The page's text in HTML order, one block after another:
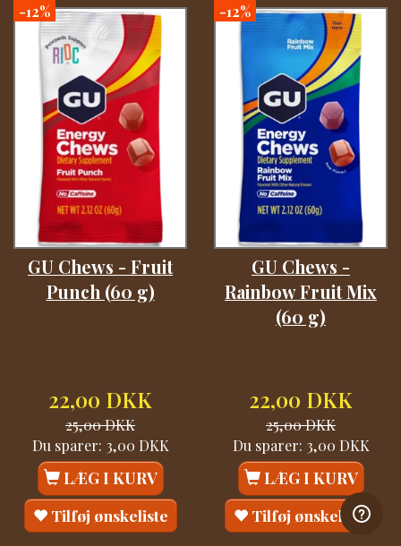
-12%
GU Chews - Fruit
Punch (60 g)
22,00 DKK
25,00 DKK
Du sparer: 3,00 DKK
LÆG I KURV
Tilføj ønskeliste
-12%
GU Chews -
Rainbow Fruit Mix
(60 g)
22,00 DKK
25,00 DKK
Du sparer: 3,00 DKK
LÆG I KURV
Tilføj ønskeliste